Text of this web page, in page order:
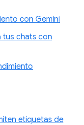
con Gemini
tus chats con
etiquetas de